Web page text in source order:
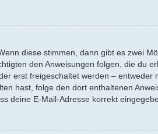
diese stimmen, dann gibt es zwei
den Anweisungen folgen, die du
erst freigeschaltet werden –
hast, folge den dort enthaltenen
E-Mail-Adresse korrekt